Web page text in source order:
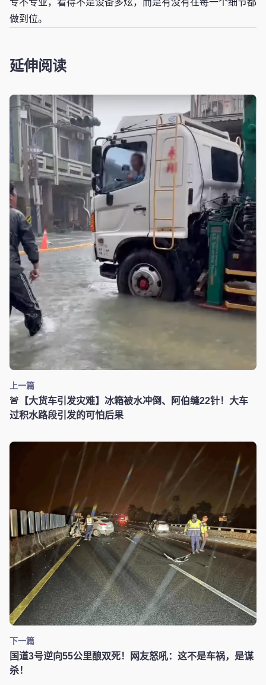
专不专业，看得不是设备多炫，而是有没有在每一个细节都
做到位。
延伸阅读
上一篇
🚨【大货车引发灾难】冰箱被水冲倒、阿伯缝22针！大车
过积水路段引发的可怕后果
下一篇
国道3号逆向55公里酿双死！网友怒吼：这不是车祸，是谋
杀！